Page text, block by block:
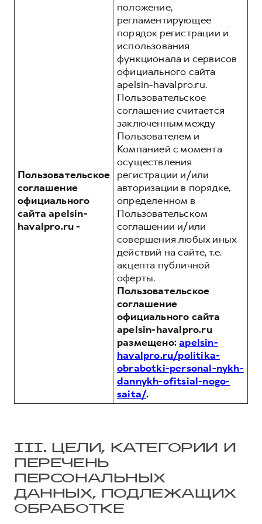
Пользовательское
соглашение
официального
сайта apelsin-
havalpro.ru -
положение,
регламентирующее
порядок регистрации и
использования
функционала и сервисов
официального сайта
apelsin-havalpro.ru.
Пользовательское
соглашение считается
заключенным между
Пользователем и
Компанией с момента
осуществления
регистрации и/или
авторизации в порядке,
определенном в
Пользовательском
соглашении и/или
совершения любых иных
действий на сайте, т.е.
акцепта публичной
оферты.
Пользовательское
соглашение
официального сайта
apelsin-havalpro.ru
размещено:apelsin-
havalpro.ru/politika-
obrabotki-personal-nykh-
dannykh-ofitsial-nogo-
saita/.
III. ЦЕЛИ, КАТЕГОРИИ И
ПЕРЕЧЕНЬ
ПЕРСОНАЛЬНЫХ
ДАННЫХ, ПОДЛЕЖАЩИХ
ОБРАБОТКЕ